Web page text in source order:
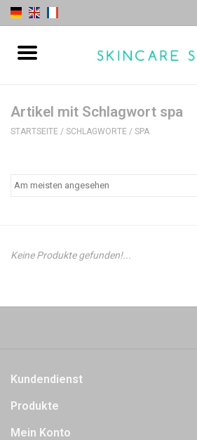
| Sothys |
Artikel mit Schlagwort spa
STARTSEITE / SCHLAGWORTE / SPA
Keine Produkte gefunden!...
Kundendienst
Produkte
Mein Konto